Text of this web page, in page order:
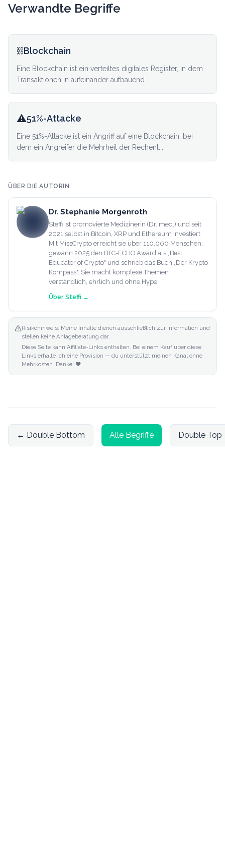
Verwandte Begriffe
⛓️Blockchain
Eine Blockchain ist ein verteiltes digitales Register, in dem
Transaktionen in aufeinander aufbauend...
⚠️51%-Attacke
Eine 51%-Attacke ist ein Angriff auf eine Blockchain, bei
dem ein Angreifer die Mehrheit der Rechenl...
ÜBER DIE AUTORIN
Dr. Stephanie Morgenroth
Steffi ist promovierte Medizinerin (Dr. med.) und seit
2021 selbst in Bitcoin, XRP und Ethereum investiert.
Mit MissCrypto erreicht sie über 110.000 Menschen,
gewann 2025 den BTC-ECHO Award als „Best
Educator of Crypto" und schrieb das Buch „Der Krypto
Kompass". Sie macht komplexe Themen
verständlich, ehrlich und ohne Hype.
Über Steffi →
Risikohinweis: Meine Inhalte dienen ausschließlich zur Information und
stellen keine Anlageberatung dar.
Diese Seite kann Affiliate-Links enthalten. Bei einem Kauf über diese
Links erhalte ich eine Provision — du unterstützt meinen Kanal ohne
Mehrkosten. Danke! ❤️
← Double Bottom Alle Begriffe Double Top